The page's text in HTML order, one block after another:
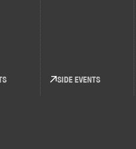
SIDE EVENTS